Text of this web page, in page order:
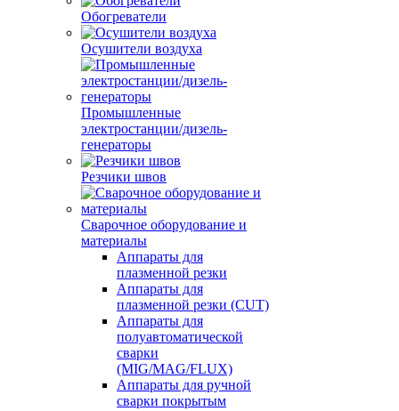
Обогреватели
Осушители воздуха
Промышленные
электростанции/дизель-
генераторы
Резчики швов
Сварочное оборудование и
материалы
Аппараты для
плазменной резки
Аппараты для
плазменной резки (CUT)
Аппараты для
полуавтоматической
сварки
(MIG/MAG/FLUX)
Аппараты для ручной
сварки покрытым